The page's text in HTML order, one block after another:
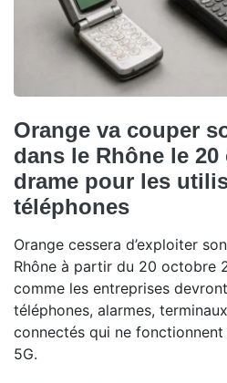
Orange va couper
dans le Rhône le
drame pour les
téléphones
Orange cessera d’exploiter
Rhône à partir du 20 octobre
comme les entreprises
téléphones, alarmes,
connectés qui ne
5G.